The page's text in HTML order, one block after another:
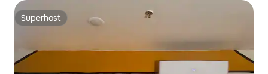
Superhost
Superhost